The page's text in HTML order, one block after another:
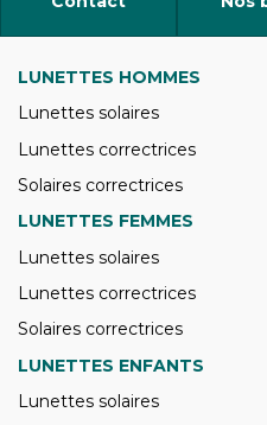
LUNETTES HOMMES
Lunettes solaires
Lunettes correctrices
Solaires correctrices
LUNETTES FEMMES
Lunettes solaires
Lunettes correctrices
Solaires correctrices
LUNETTES ENFANTS
Lunettes solaires